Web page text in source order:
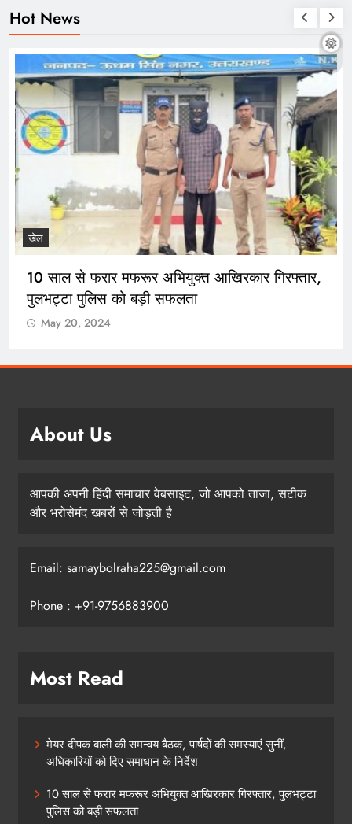
Hot News
खेल
10 साल से फरार मफरूर अभियुक्त आखिरकार गिरफ्तार,
पुलभट्टा पुलिस को बड़ी सफलता
May 20, 2024
About Us
आपकी अपनी हिंदी समाचार वेबसाइट, जो आपको ताजा, सटीक
और भरोसेमंद खबरों से जोड़ती है
Email: samaybolraha225@gmail.com
Phone : +91-9756883900
Most Read
मेयर दीपक बाली की समन्वय बैठक, पार्षदों की समस्याएं सुनीं,
अधिकारियों को दिए समाधान के निर्देश
10 साल से फरार मफरूर अभियुक्त आखिरकार गिरफ्तार, पुलभट्टा
पुलिस को बड़ी सफलता